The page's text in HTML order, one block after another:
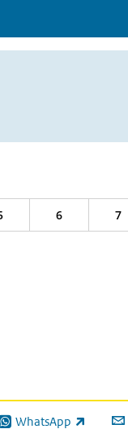
6 7
WhatsApp